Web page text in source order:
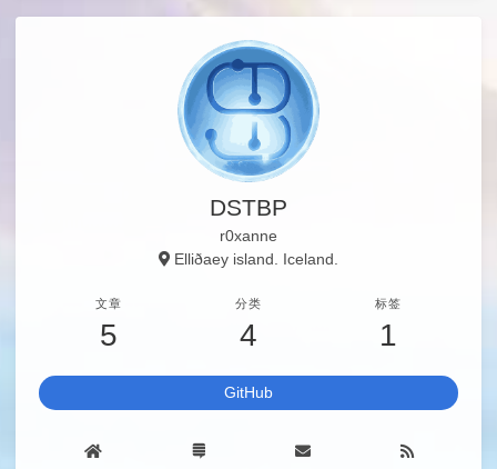
DSTBP
r0xanne
Elliðaey island. Iceland.
文章
5
分类
4
标签
1
GitHub